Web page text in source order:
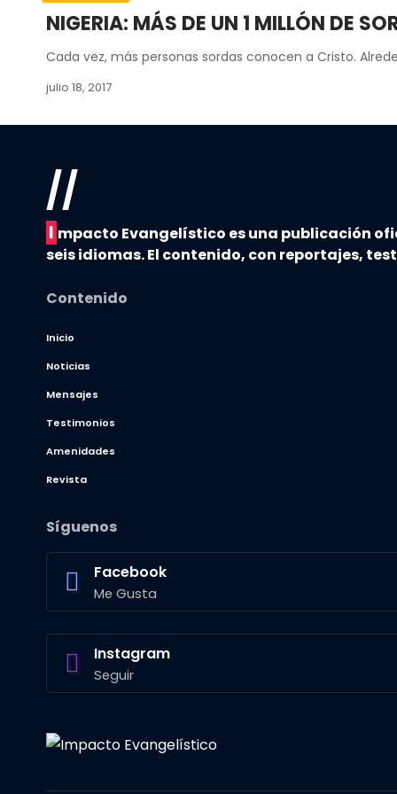
NIGERIA: MÁS DE UN 1 MILLÓN DE
Cada vez, más personas sordas conocen a Cristo.
julio 18, 2017
//
I mpacto Evangelístico es una publicación
seis idiomas. El contenido, con reportajes,
Contenido
Inicio
Noticias
Mensajes
Testimonios
Amenidades
Revista
Síguenos
Facebook
Me Gusta
Instagram
Seguir